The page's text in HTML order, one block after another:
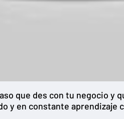
que des con tu negocio y
y en constante aprendizaje